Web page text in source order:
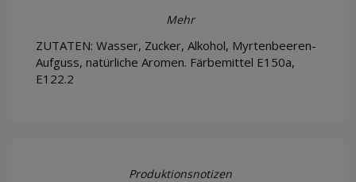
Mehr
ZUTATEN: Wasser, Zucker, Alkohol, Myrtenbeeren-
Aufguss, natürliche Aromen. Färbemittel E150a,
E122.2
Produktionsnotizen